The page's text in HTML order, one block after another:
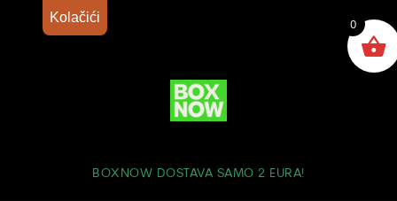
BOXNOW DOSTAVA SAMO 2 EURA!
0
Kolačići